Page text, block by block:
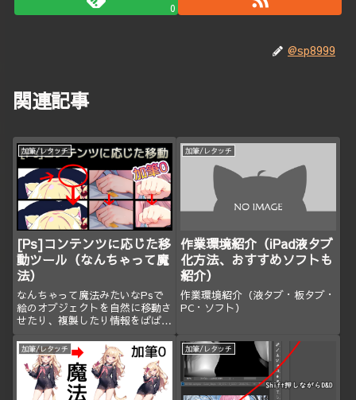
0
@sp8999
関連記事
加筆/レタッチ
[Ps]コンテンツに応じた移
動ツール（なんちゃって魔
法）
なんちゃって魔法みたいなPsで
絵のオブジェクトを自然に移動さ
せたり、複製したり情報をぱぱっ
加筆/レタッチ
作業環境紹介（iPad液タブ
化方法、おすすめソフトも
紹介）
作業環境紹介（液タブ・板タブ・
PC・ソフト）
加筆/レタッチ 加筆/レタッチ